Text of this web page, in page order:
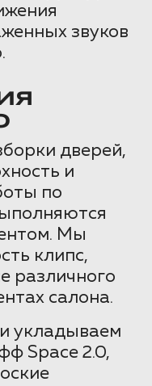
звуков
дверей,
и
по
Мы
клипс,
различного
салона.
укладываем
Space 2.0,